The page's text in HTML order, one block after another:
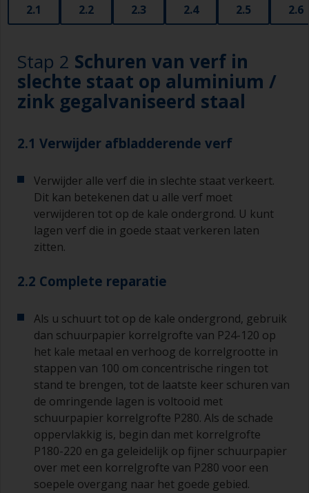
2.1 2.2 2.3 2.4 2.5 2.6
Stap 2 Schuren van verf in
slechte staat op aluminium /
zink gegalvaniseerd staal
2.1 Verwijder afbladderende verf
Verwijder alle verf die in slechte staat verkeert.
Dit kan betekenen dat u alle verf moet
verwijderen tot op de kale ondergrond. U kunt
lagen verf die in goede staat verkeren laten
zitten.
2.2 Complete reparatie
Als u schuurt tot op de kale ondergrond, gebruik
dan schuurpapier korrelgrofte van P24-120 op
het kale metaal en verhoog de korrelgrootte in
stappen van 100 om concentrische ringen tot
stand te brengen, tot de laatste keer schuren van
de omringende lagen is voltooid met
schuurpapier korrelgrofte P280. Als de schade
oppervlakkig is, begin dan met korrelgrofte
P180-220 en ga geleidelijk op fijner schuurpapier
over met een korrelgrofte van P280 voor een
soepele overgang naar het goede gebied.